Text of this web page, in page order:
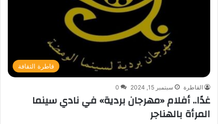
قاطرة الثقافة
القاطرة سبتمبر 15, 2024 0
غدًا.. أفلام «مهرجان بردية» في نادي سينما
المرأة بالهناجر